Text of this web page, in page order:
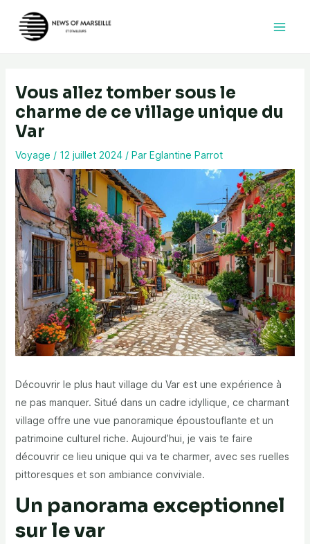
contenu
Vous allez tomber sous le
charme de ce village unique du
Var
Voyage / 12 juillet 2024 / Par Eglantine Parrot
Découvrir le plus haut village du Varest une expérience à
ne pas manquer. Situé dans un cadre idyllique, ce charmant
village offre une vue panoramique époustouflante et un
patrimoine culturel riche. Aujourd’hui, je vais te faire
découvrir ce lieu unique qui va te charmer, avec ses ruelles
pittoresques et son ambiance conviviale.
Un panorama exceptionnel
sur le var